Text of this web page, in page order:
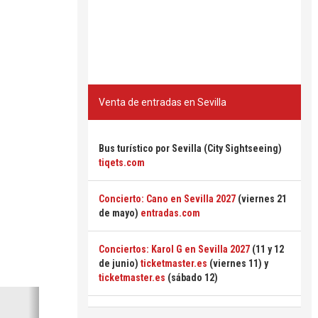
Siguiente
Venta de entradas en Sevilla
Bus turístico por Sevilla (City Sightseeing)
tiqets.com
Concierto: Cano en Sevilla 2027 (viernes 21
de mayo) entradas.com
Conciertos: Karol G en Sevilla 2027 (11 y 12
de junio) ticketmaster.es (viernes 11) y
ticketmaster.es (sábado 12)